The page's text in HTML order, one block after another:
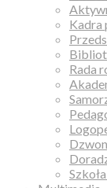
Kadra
Rada